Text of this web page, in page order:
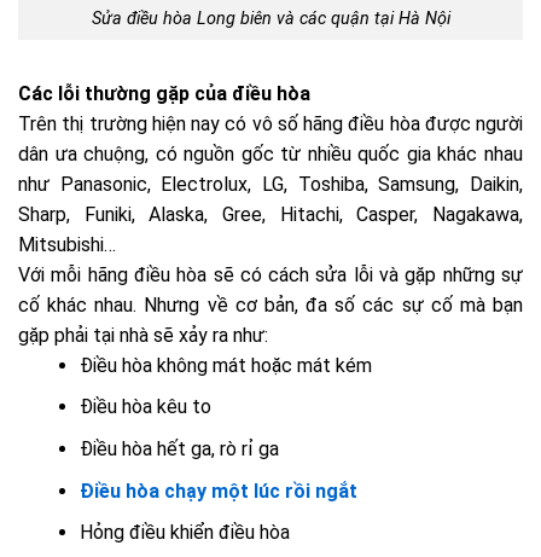
Sửa điều hòa Long biên và các quận tại Hà Nội
Các lỗi thường gặp của điều hòa
Trên thị trường hiện nay có vô số hãng điều hòa được người
dân ưa chuộng, có nguồn gốc từ nhiều quốc gia khác nhau
như Panasonic, Electrolux, LG, Toshiba, Samsung, Daikin,
Sharp, Funiki, Alaska, Gree, Hitachi, Casper, Nagakawa,
Mitsubishi…
Với mỗi hãng điều hòa sẽ có cách sửa lỗi và gặp những sự
cố khác nhau. Nhưng về cơ bản, đa số các sự cố mà bạn
gặp phải tại nhà sẽ xảy ra như:
Điều hòa không mát hoặc mát kém
Điều hòa kêu to
Điều hòa hết ga, rò rỉ ga
Điều hòa chạy một lúc rồi ngắt
Hỏng điều khiển điều hòa